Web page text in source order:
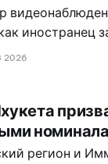
иностранец
духов
2026
регион и